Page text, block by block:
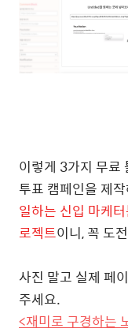
이렇게 3가지 무료
투표 캠페인을 제
일하는 신입 마케
로젝트이니, 꼭 도
사진 말고 실제 페
주세요.
<재미로 구경하는